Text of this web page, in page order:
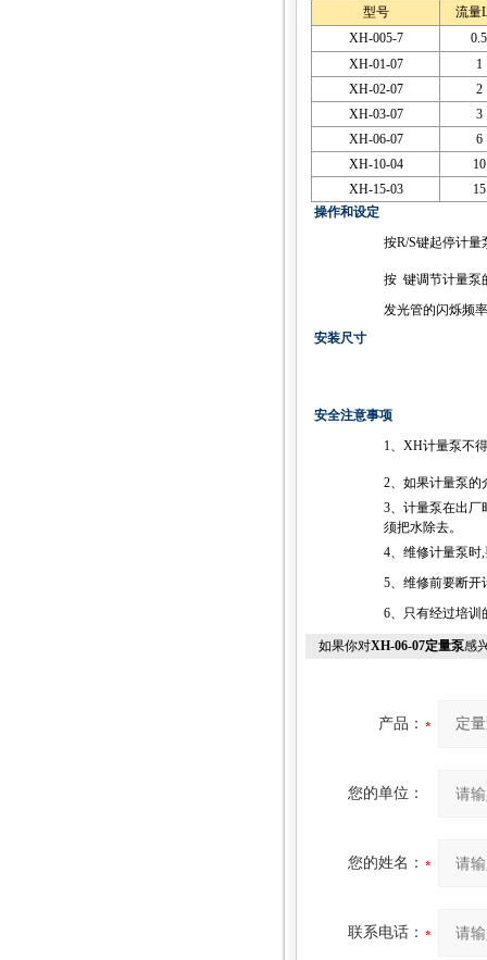
型号
流量
XH-005-7
0.5
XH-01-07
1
XH-02-07
2
XH-03-07
3
XH-06-07
6
XH-10-04
10
XH-15-03
15
操作和设定
按R/S键起停计量
按 键调节计量泵
发光管的闪烁频
安装尺寸
安全注意事项
1、XH计量泵不
2、如果计量泵的
3、计量泵在出厂
须把水除去。
4、维修计量泵时
5、维修前要断开
6、只有经过培训
如果你对XH-06-07定量泵感
产品：
您的单位：
您的姓名：
联系电话：